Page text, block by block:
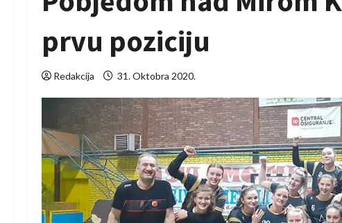
prvu poziciju
Redakcija 31. Oktobra 2020.